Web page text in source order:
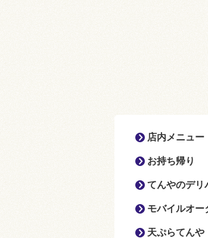
店内メニュー
お持ち帰り
てんやのデリ
モバイルオー
天ぷらてんや